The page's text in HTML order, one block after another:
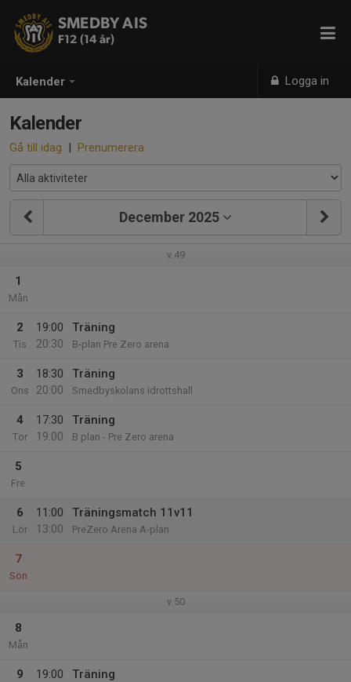
Kalender Logga in
SMEDBY AIS
F12 (14 år)
Kalender
Gå till idag | Prenumerera
December 2025
v.49
1
Mån
2
Tis
19:00
20:30
Träning
B-plan Pre Zero arena
3
Ons
18:30
20:00
Träning
Smedbyskolans idrottshall
4
Tor
17:30
19:00
Träning
B plan - Pre Zero arena
5
Fre
6
Lör
11:00
13:00
Träningsmatch 11v11
PreZero Arena A-plan
7
Sön
v.50
8
Mån
9
19:00
Träning